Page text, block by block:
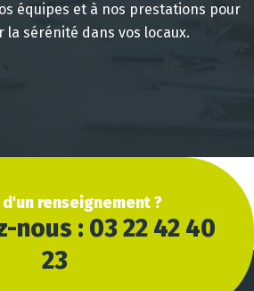
équipes et à nos prestations pour
la sérénité dans vos locaux.
renseignement ?
nous : 03 22 42 40
23